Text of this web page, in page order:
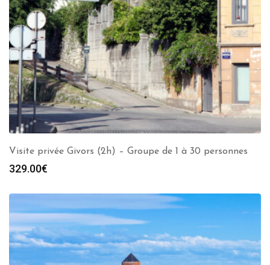
Visite privée Givors (2h) – Groupe de 1 à 30 personnes
329.00€